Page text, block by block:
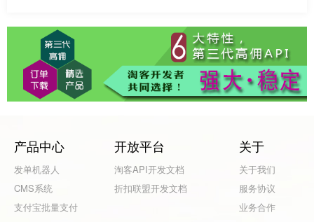
产品中心
发单机器人
CMS系统
支付宝批量支付
开放平台
淘客API开发文档
折扣联盟开发文档
关于
关于我们
服务协议
业务合作